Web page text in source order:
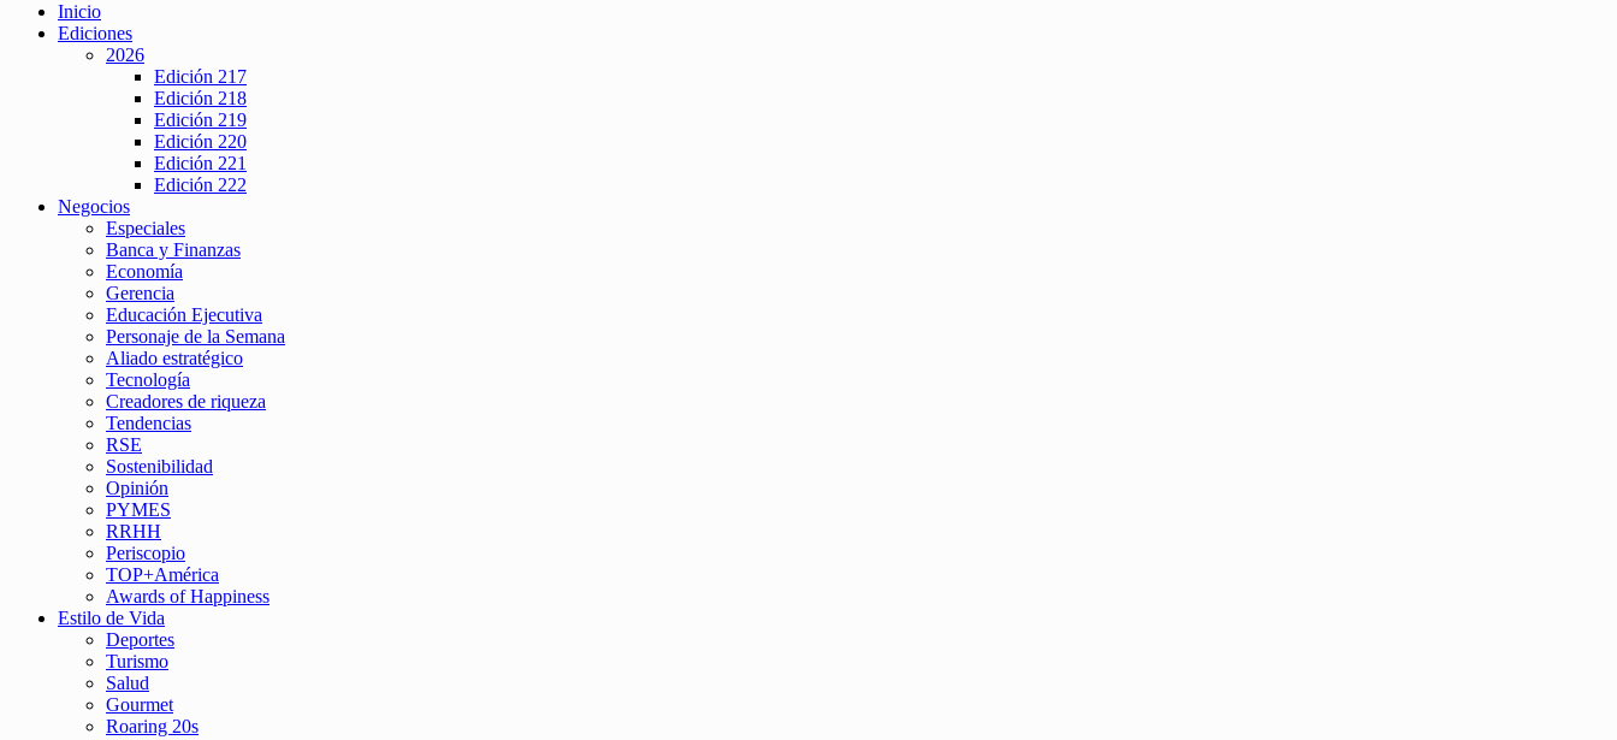
Inicio
Ediciones
2026
Edición 217
Edición 218
Edición 219
Edición 220
Edición 221
Edición 222
Negocios
Especiales
Banca y Finanzas
Economía
Gerencia
Educación Ejecutiva
Personaje de la Semana
Aliado estratégico
Tecnología
Creadores de riqueza
Tendencias
RSE
Sostenibilidad
Opinión
PYMES
RRHH
Periscopio
TOP+América
Awards of Happiness
Estilo de Vida
Deportes
Turismo
Salud
Gourmet
Roaring 20s